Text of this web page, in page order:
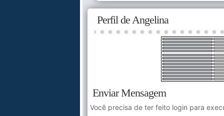
Perfil de Angelina
Enviar Mensagem
Você precisa de ter feito login para